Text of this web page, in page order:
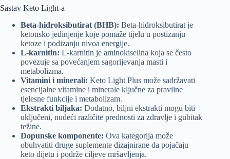
Sastav Keto Light-a
Beta-hidroksibutirat (BHB): Beta-hidroksibutirat je
ketonsko jedinjenje koje pomaže tijelu u postizanju
ketoze i podizanju nivoa energije.
L-karnitin: L-karnitin je aminokiselina koja se često
povezuje sa povećanjem sagorijevanja masti i
metabolizma.
Vitamini i minerali: Keto Light Plus može sadržavati
esencijalne vitamine i minerale ključne za pravilne
tjelesne funkcije i metabolizam.
Ekstrakti biljaka: Dodatno, biljni ekstrakti mogu biti
uključeni, nudeći različite prednosti za zdravlje i gubitak
težine.
Dopunske komponente: Ova kategorija može
obuhvatiti druge suplemente dizajnirane da pojačaju
keto dijetu i podrže ciljeve mršavljenja.